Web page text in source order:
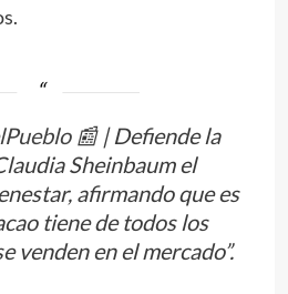
📰 | Defiende la
Sheinbaum el
afirmando que es
tiene de todos los
venden en el mercado”.